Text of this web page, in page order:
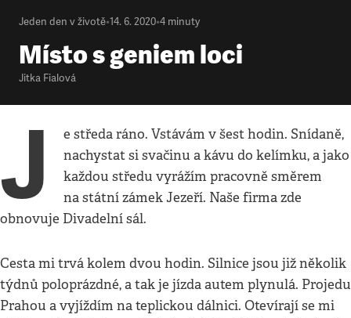
Jeden den v životě•14. 6. 2020•4 minuty
Místo s geniem loci
Jitka Fialová
J
e středa ráno. Vstávám v šest hodin. Snídaně,
nachystat si svačinu a kávu do kelímku, a jako
každou středu vyrážím pracovně směrem
na státní zámek Jezeří. Naše firma zde
obnovuje Divadelní sál.
Cesta mi trvá kolem dvou hodin. Silnice jsou již několik
týdnů poloprázdné, a tak je jízda autem plynulá. Projedu
Prahou a vyjíždím na teplickou dálnici. Otevírají se mi